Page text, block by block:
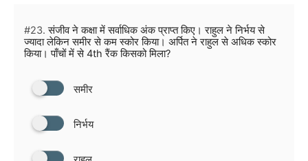
#23. संजीव ने कक्षा में सर्वाधिक अंक प्राप्त किए। राहुल ने निर्भय से
ज्यादा लेकिन समीर से कम स्कोर किया। अर्पित ने राहुल से अधिक स्कोर
किया। पाँचों में से 4th रैंक किसको मिला?
समीर
निर्भय